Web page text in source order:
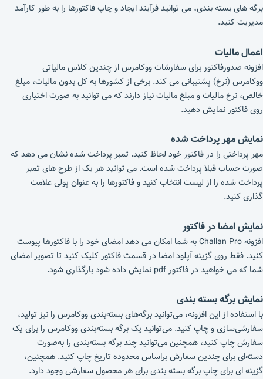
برگه های بسته بندی، می توانید فرآیند ایجاد و چاپ فاکتورها را به طور کارآمد
مدیریت کنید.
اعمال مالیات
افزونه صدورفاکتور برای سفارشات ووکامرس از چندین کلاس مالیاتی
ووکامرس (نرخ) پشتیبانی می کند. برخی از کشورها به کل بدون مالیات، مبلغ
خالص، نرخ مالیات و مبلغ مالیات نیاز دارند که می توانید به صورت اختیاری
روی فاکتور نمایش دهید.
نمایش مهر پرداخت شده
مهر پرداختی را در فاکتور خود لحاظ کنید. تمبر پرداخت شده نشان می دهد که
صورت حساب قبلا پرداخت شده است. می توانید هر یک از طرح های تمبر
پرداخت شده را از لیست انتخاب کنید و فاکتورها را به عنوان پولی علامت
گذاری کنید.
نمایش امضا در فاکتور
افزونه Challan Pro به شما امکان می دهد امضای خود را با فاکتورها پیوست
کنید. فقط روی گزینه آپلود امضا در قسمت فاکتور کلیک کنید تا تصویر امضای
شما که می خواهید در فاکتور pdf نمایش داده شود بارگذاری شود.
نمایش برگه بسته بندی
با استفاده از این افزونه، می‌توانید برگه‌های بسته‌بندی ووکامرس را نیز تولید،
سفارشی‌سازی و چاپ کنید. می‌توانید یک برگه بسته‌بندی ووکامرس را برای یک
سفارش چاپ کنید، همچنین می‌توانید چند برگه بسته‌بندی را به‌صورت
دسته‌ای برای چندین سفارش براساس محدوده تاریخ چاپ کنید. همچنین،
گزینه ای برای چاپ برگه بسته بندی برای هر محصول سفارشی وجود دارد.